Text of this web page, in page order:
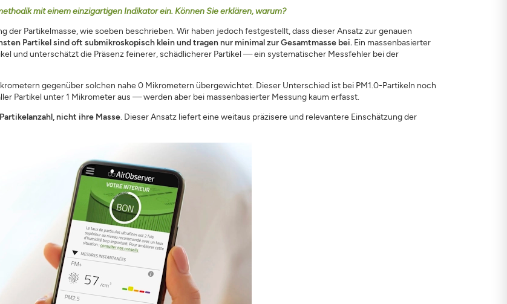
mit einem einzigartigen Indikator ein. Können Sie erklären, warum?
Partikelmasse, wie soeben beschrieben. Wir haben jedoch festgestellt, dass dieser Ansatz zur genauen
Partikel sind oft submikroskopisch klein und tragen nur minimal zur Gesamtmasse bei.Ein massenbasierter
und unterschätzt die Präsenz feinerer, schädlicherer Partikel — ein systematischer Messfehler bei der
gegenüber solchen nahe 0 Mikrometern übergewichtet. Dieser Unterschied ist bei PM1.0-Partikeln noch
Partikel unter 1 Mikrometer aus — werden aber bei massenbasierter Messung kaum erfasst.
nicht ihre Masse. Dieser Ansatz liefert eine weitaus präzisere und relevantere Einschätzung der